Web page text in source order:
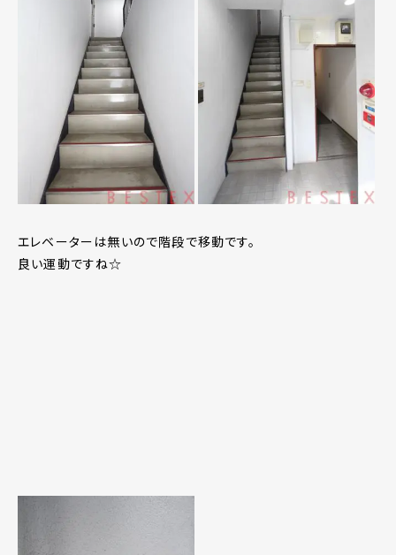
エレベーターは無いので階段で移動です。
良い運動ですね☆